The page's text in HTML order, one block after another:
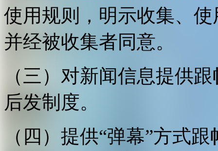
使用规则，明示收集、
并经被收集者同意。
（三）对新闻信息提供
后发制度。
（四）提供“弹幕”方式